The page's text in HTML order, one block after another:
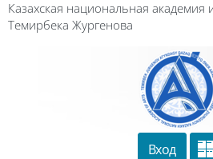
Перейти к основному содержанию
Казахская национальная академия
Темирбека Жургенова
Вход